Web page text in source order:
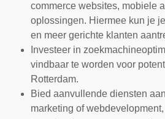
commerce websites, mobiele
oplossingen. Hiermee kun je
en meer gerichte klanten
Investeer in
vindbaar te worden voor
Rotterdam.
Bied aanvullende diensten
marketing of